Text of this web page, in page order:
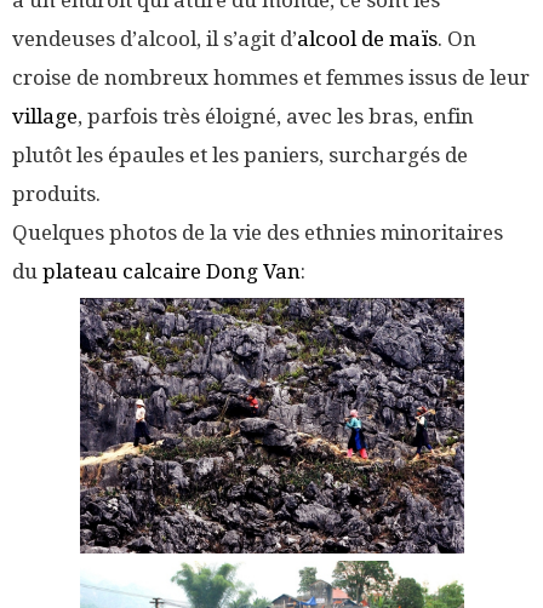
vendeuses d’alcool, il s’agit d’alcool de maïs. On
croise de nombreux hommes et femmes issus de leur
village, parfois très éloigné, avec les bras, enfin
plutôt les épaules et les paniers, surchargés de
produits.
Quelques photos de la vie des ethnies minoritaires
du plateau calcaire Dong Van: